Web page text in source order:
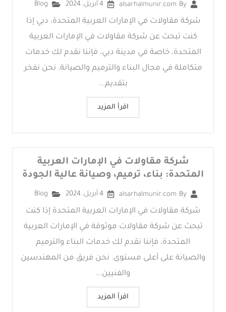
By
alsarhalmunir.com 4 أبريل، 2024 Blog
شركة مقاولات في الإمارات العربية المتحدة، دبي إذا
كنت تبحث عن شركة مقاولات في الإمارات العربية
المتحدة، خاصة في مدينة دبي، فإننا نقدم لك خدمات
متكاملة في مجال البناء والترميم والصيانة. نحن نفخر
بتقديم...
اقرأ المزيد
شركة مقاولات في الإمارات العربية
المتحدة: بناء، ترميم، وصيانة عالية الجودة
By
alsarhalmunir.com 4 أبريل، 2024 Blog
شركة مقاولات في الإمارات العربية المتحدة إذا كنت
تبحث عن شركة مقاولات موثوقة في الإمارات العربية
المتحدة، فإننا نقدم لك خدمات البناء والترميم
والصيانة على أعلى مستوى. نحن فريق من المهندسين
والفنيين...
اقرأ المزيد